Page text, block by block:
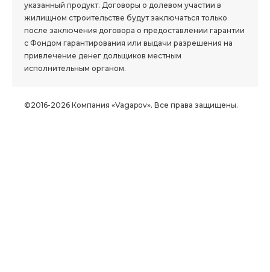
указанный продукт. Договоры о долевом участии в
жилищном строительстве будут заключаться только
после заключения договора о предоставлении гарантии
с Фондом гарантирования или выдачи разрешения на
привлечение денег дольщиков местным
исполнительным органом.
©2016-2026 Компания «Vagapov». Все права защищены.